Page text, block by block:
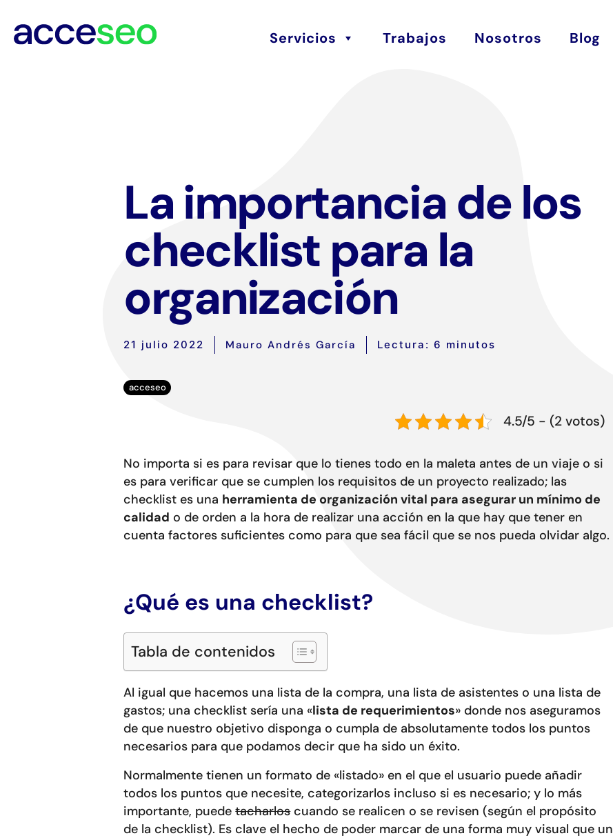
Servicios Trabajos Nosotros Blog
La importancia de los
checklist para la
organización
21 julio 2022 Mauro Andrés García Lectura: 6 minutos
acceseo
4.5/5 - (2 votos)
No importa si es para revisar que lo tienes todo en la maleta antes de un viaje o si
es para verificar que se cumplen los requisitos de un proyecto realizado; las
checklist es una herramienta de organización vital para asegurar un mínimo de
calidad o de orden a la hora de realizar una acción en la que hay que tener en
cuenta factores suficientes como para que sea fácil que se nos pueda olvidar algo.
¿Qué es una checklist?
Tabla de contenidos
Al igual que hacemos una lista de la compra, una lista de asistentes o una lista de
gastos; una checklist sería una «lista de requerimientos» donde nos aseguramos
de que nuestro objetivo disponga o cumpla de absolutamente todos los puntos
necesarios para que podamos decir que ha sido un éxito.
Normalmente tienen un formato de «listado» en el que el usuario puede añadir
todos los puntos que necesite, categorizarlos incluso si es necesario; y lo más
importante, puedetacharloscuando se realicen o se revisen (según el propósito
de la checklist). Es clave el hecho de poder marcar de una forma muy visual que un